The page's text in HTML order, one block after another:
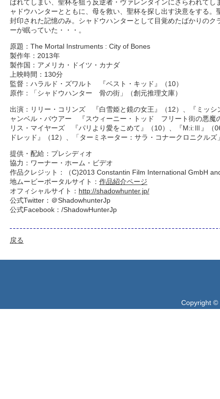
ばれてしまい、聖杯を狙う反逆者・ヴァレンタインにさらわれてし
ャドウハンターとともに、母を救い、聖杯を探し出す決意をする
封印された記憶のみ。シャドウハンターとして目覚めたばかりのク
ーが眠っていた・・・。
原題：The Mortal Instruments : City of Bones
製作年：2013年
製作国：アメリカ・ドイツ・カナダ
上映時間：130分
監督：ハラルド・ズワルト 『ベスト・キッド』（10）
原作：「シャドウハンター 骨の街」（創元推理文庫）
出演：リリー・コリンズ 『白雪姫と鏡の女王』（12）、『ミッシ
ャンベル・バウアー 『スウィーニー・トッド フリート街の悪魔
リス・マイヤーズ 『パリより愛をこめて』（10）、『M:i:Ⅲ』（
ドレッド』（12）、「ターミネーター：サラ・コナークロニクルズ
提供・配給：プレシディオ
協力：ワーナー・ホーム・ビデオ
作品クレジット：（C)2013 Constantin Film International GmbH
地ムービーポータルサイト： 作品紹介ページ
オフィシャルサイト： http://shadowhunter.jp/
公式Twitter：＠ShadowhunterJp
公式Facebook：/ShadowHunterJp
戻る
Copyright ©